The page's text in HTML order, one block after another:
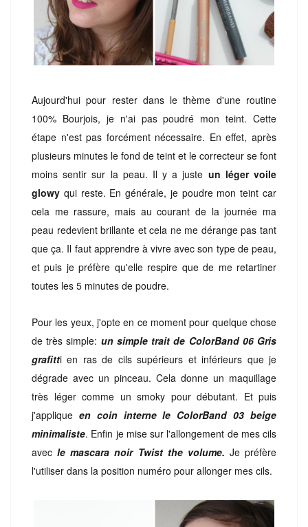
Aujourd'hui pour rester dans le thème d'une routine
100% Bourjois, je n'ai pas poudré mon teint. Cette
étape n'est pas forcément nécessaire. En effet, après
plusieurs minutes le fond de teint et le correcteur se font
moins sentir sur la peau. Il y a juste un léger voile
glowy qui reste. En générale, je poudre mon teint car
cela me rassure, mais au courant de la journée ma
peau redevient brillante et cela ne me dérange pas tant
que ça. Il faut apprendre à vivre avec son type de peau,
et puis je préfère qu'elle respire que de me retartiner
toutes les 5 minutes de poudre.
Pour les yeux, j'opte en ce moment pour quelque chose
de très simple: un simple trait de ColorBand 06 Gris
grafitti en ras de cils supérieurs et inférieurs que je
dégrade avec un pinceau. Cela donne un maquillage
très léger comme un smoky pour débutant. Et puis
j'applique en coin interne le ColorBand03 beige
minimaliste. Enfin je mise sur l'allongement de mes cils
avecle mascara noir Twist the volume. Je préfère
l'utiliser dans la position numéro pour allonger mes cils.